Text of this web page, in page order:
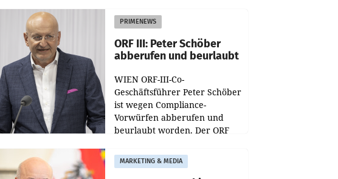
Redesigns stehen zentrale
Gestaltungselemente
PRIMENEWS
ORF III: Peter Schöber
abberufen und beurlaubt
WIEN ORF-III-Co-
Geschäftsführer Peter Schöber
ist wegen Compliance-
Vorwürfen abberufen und
beurlaubt worden. Der ORF
entsprechende
Medienberichte.
MARKETING & MEDIA